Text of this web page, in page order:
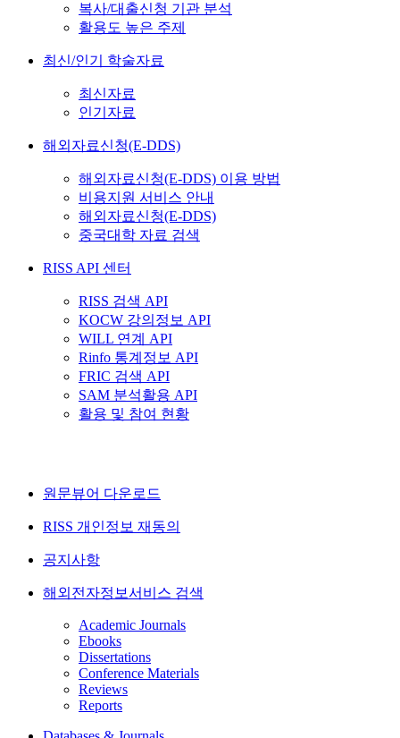
복사/대출신청 기관 분석
활용도 높은 주제
최신/인기 학술자료
최신자료
인기자료
해외자료신청(E-DDS)
해외자료신청(E-DDS) 이용 방법
비용지원 서비스 안내
해외자료신청(E-DDS)
중국대학 자료 검색
RISS API 센터
RISS 검색 API
KOCW 강의정보 API
WILL 연계 API
Rinfo 통계정보 API
FRIC 검색 API
SAM 분석활용 API
활용 및 참여 현황
원문뷰어 다운로드
RISS 개인정보 재동의
공지사항
해외전자정보서비스 검색
Academic Journals
Ebooks
Dissertations
Conference Materials
Reviews
Reports